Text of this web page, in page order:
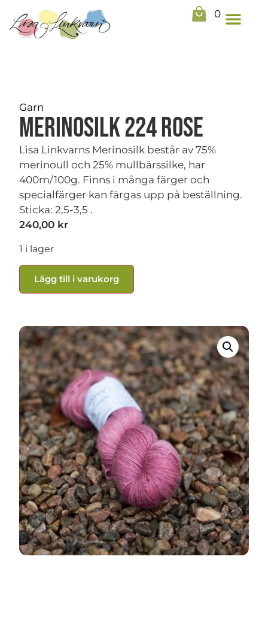
0
Garn
Merinosilk 224 Rose
Lisa Linkvarns Merinosilk består av 75%
merinoull och 25% mullbärssilke, har
400m/100g. Finns i många färger och
specialfärger kan färgas upp på beställning.
Sticka: 2,5-3,5 .
240,00 kr
1 i lager
Lägg till i varukorg